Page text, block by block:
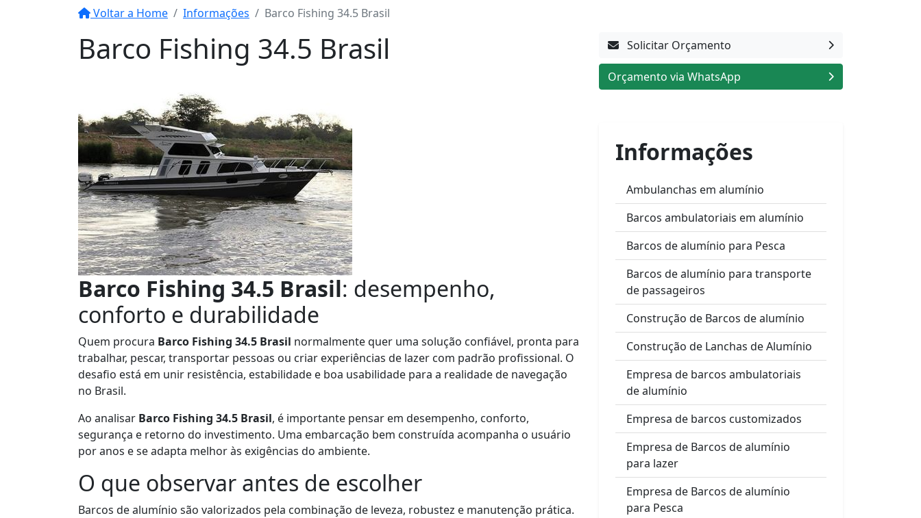
Voltar a Home
Informações Barco Fishing 34.5 Brasil
Barco Fishing 34.5 Brasil
Barco Fishing 34.5 Brasil: desempenho,
conforto e durabilidade
Quem procura Barco Fishing 34.5 Brasil normalmente quer uma solução confiável, pronta para
trabalhar, pescar, transportar pessoas ou criar experiências de lazer com padrão profissional. O
desafio está em unir resistência, estabilidade e boa usabilidade para a realidade de navegação
no Brasil.
Ao analisar Barco Fishing 34.5 Brasil, é importante pensar em desempenho, conforto,
segurança e retorno do investimento. Uma embarcação bem construída acompanha o usuário
por anos e se adapta melhor às exigências do ambiente.
O que observar antes de escolher
Barcos de alumínio são valorizados pela combinação de leveza, robustez e manutenção prática.
Solicitar Orçamento
Orçamento via WhatsApp
Informações
Ambulanchas em alumínio
Barcos ambulatoriais em alumínio
Barcos de alumínio para Pesca
Barcos de alumínio para transporte
de passageiros
Construção de Barcos de alumínio
Construção de Lanchas de Alumínio
Empresa de barcos ambulatoriais
de alumínio
Empresa de barcos customizados
Empresa de Barcos de alumínio
para lazer
Empresa de Barcos de alumínio
para Pesca